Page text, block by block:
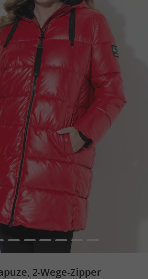
2 3 4 5 6
2-Wege-Zipper